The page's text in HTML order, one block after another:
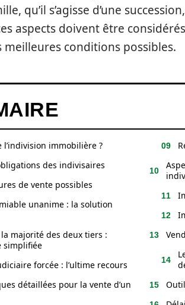
qu’il s’agisse d’une
aspects doivent être
meilleures conditions possibles.
l’indivision immobilière ?
des indivisaires
de vente possibles
unanime : la solution
la majorité des deux tiers :
simplifiée
forcée : l’ultime recours
détaillées pour la vente d’un